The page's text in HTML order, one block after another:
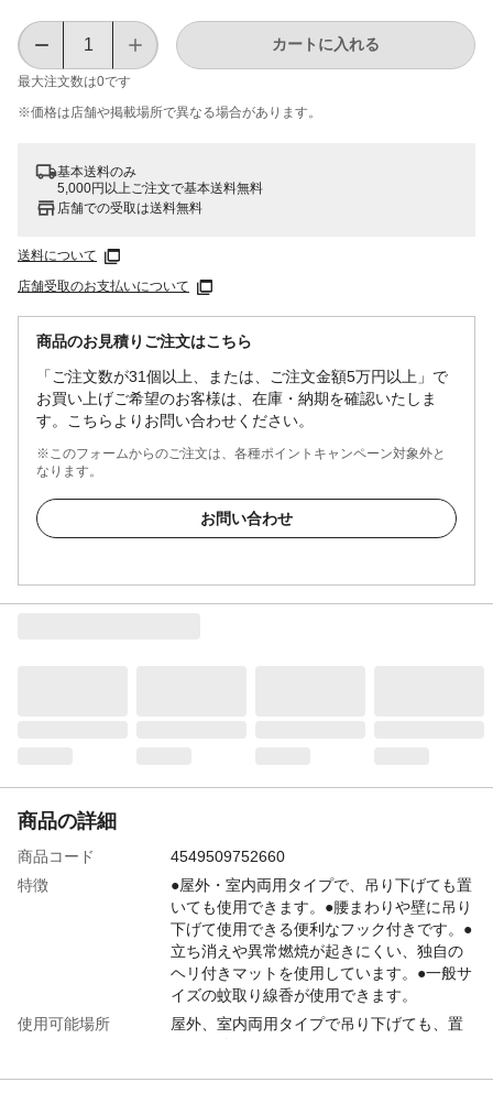
最大注文数は0です
カートに入れる
※価格は​店舗や​掲載場所で​異なる​場合が​あります。
基本送料のみ
5,000円以上ご注文で基本送料無料
店舗での受取は送料無料
送料について
店舗受取のお支払いについて
商品のお見積りご注文はこちら
「ご注文数が31個以上、または、ご注文金額5万円以上」で
お買い上げご希望のお客様は、在庫・納期を確認いたしま
す。こちらよりお問い合わせください。
※このフォームからのご注文は、各種ポイントキャンペーン対象外と
なります。
お問い合わせ
商品の詳細
商品コード
4549509752660
特徴
●屋外・室内両用タイプで、吊り下げても置
いても使用できます。●腰まわりや壁に吊り
下げて使用できる便利なフック付きです。●
立ち消えや異常燃焼が起きにくい、独自の
ヘリ付きマットを使用しています。●一般サ
イズの蚊取り線香が使用できます。
使用可能場所
屋外、室内両用タイプで吊り下げても、置